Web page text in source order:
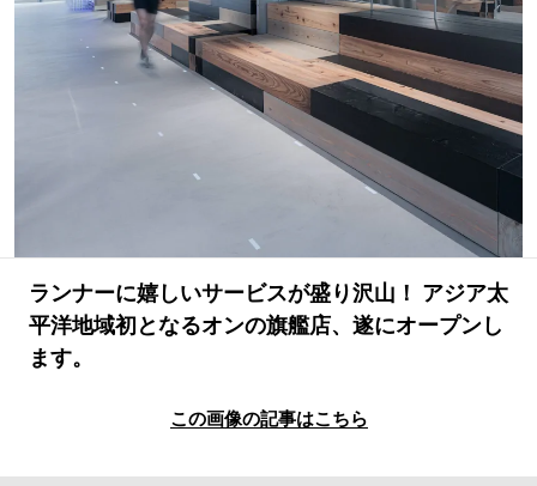
ランナーに嬉しいサービスが盛り沢山！ アジア太
平洋地域初となるオンの旗艦店、遂にオープンし
ます。
この画像の記事はこちら